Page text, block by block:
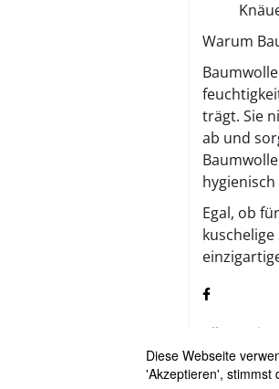
Warum
trägt. Sie
ab und
Egal, ob
Diese Webseite
'Akzeptieren', stimmst